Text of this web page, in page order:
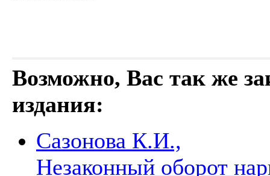
Возможно, Вас так же
издания:
Сазонова К.И.,
Незаконный оборот